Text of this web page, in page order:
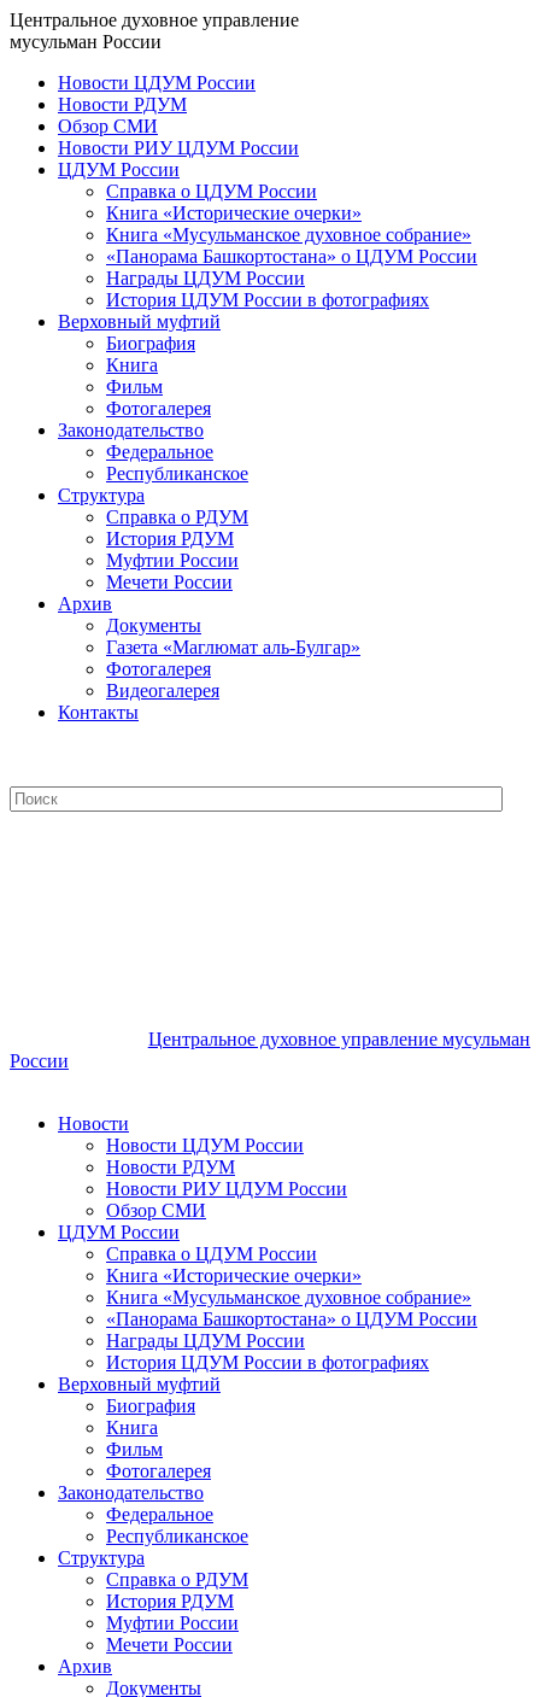
Центральное духовное управление
мусульман России
Новости ЦДУМ России
Новости РДУМ
Обзор СМИ
Новости РИУ ЦДУМ России
ЦДУМ России
Справка о ЦДУМ России
Книга «Исторические очерки»
Книга «Мусульманское духовное собрание»
«Панорама Башкортостана» о ЦДУМ России
Награды ЦДУМ России
История ЦДУМ России в фотографиях
Верховный муфтий
Биография
Книга
Фильм
Фотогалерея
Законодательство
Федеральное
Республиканское
Структура
Справка о РДУМ
История РДУМ
Муфтии России
Мечети России
Архив
Документы
Газета «Маглюмат аль-Булгар»
Фотогалерея
Видеогалерея
Контакты
Центральное духовное управление мусульман
России
Новости
Новости ЦДУМ России
Новости РДУМ
Новости РИУ ЦДУМ России
Обзор СМИ
ЦДУМ России
Справка о ЦДУМ России
Книга «Исторические очерки»
Книга «Мусульманское духовное собрание»
«Панорама Башкортостана» о ЦДУМ России
Награды ЦДУМ России
История ЦДУМ России в фотографиях
Верховный муфтий
Биография
Книга
Фильм
Фотогалерея
Законодательство
Федеральное
Республиканское
Структура
Справка о РДУМ
История РДУМ
Муфтии России
Мечети России
Архив
Документы